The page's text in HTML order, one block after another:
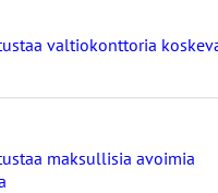
valtiokonttoria
maksullisia avoimia